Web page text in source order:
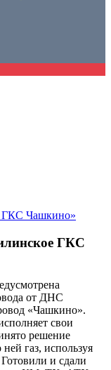
ГКС Чашкино»
ГКС
от ДНС
«Чашкино».
свои
решение
газ, используя
и сдали